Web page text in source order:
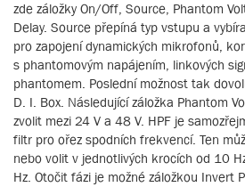
zde záložky On/Off, Source, Phantom
Delay. Source přepíná typ vstupu a
pro zapojení dynamických mikrofonů,
s phantomovým napájením, linkových
phantomem. Poslední možnost tak
D. I. Box. Následující záložka Phantom
zvolit mezi 24 V a 48 V. HPF je
filtr pro ořez spodních frekvencí. Ten
nebo volit v jednotlivých krocích od 10
Hz. Otočit fázi je možné záložkou Invert